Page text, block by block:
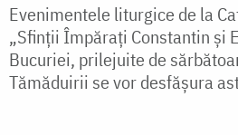
Evenimentele liturgice de la
„Sfinții Împărați Constantin și
Bucuriei, prilejuite de
Tămăduirii se vor desfășura